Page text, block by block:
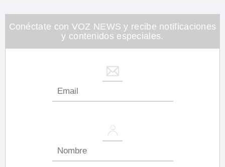
Conéctate con VOZ NEWS y recibe notificaciones
y contenidos especiales.